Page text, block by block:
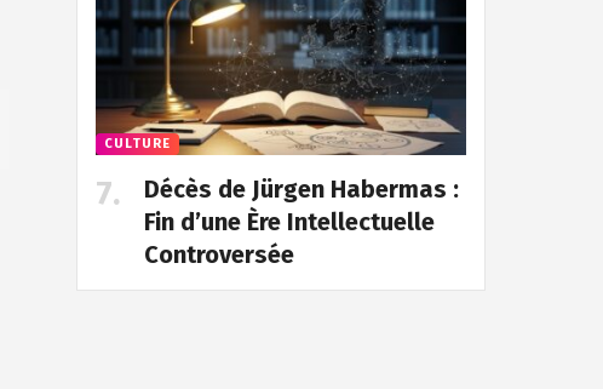
CULTURE
Décès de Jürgen Habermas :
Fin d’une Ère Intellectuelle
Controversée